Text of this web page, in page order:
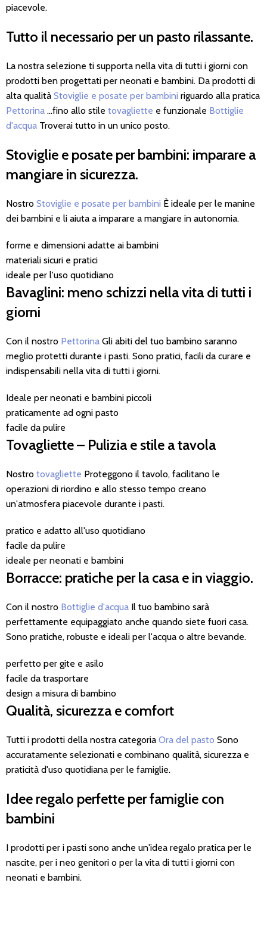
piacevole.
Tutto il necessario per un pasto rilassante.
La nostra selezione ti supporta nella vita di tutti i giorni con
prodotti ben progettati per neonati e bambini. Da prodotti di
alta qualità Stoviglie e posate per bambini riguardo alla pratica
Pettorina ...fino allo stile tovagliette e funzionale Bottiglie
d'acqua Troverai tutto in un unico posto.
Stoviglie e posate per bambini: imparare a
mangiare in sicurezza.
Nostro Stoviglie e posate per bambini È ideale per le manine
dei bambini e li aiuta a imparare a mangiare in autonomia.
forme e dimensioni adatte ai bambini
materiali sicuri e pratici
ideale per l'uso quotidiano
Bavaglini: meno schizzi nella vita di tutti i
giorni
Con il nostro Pettorina Gli abiti del tuo bambino saranno
meglio protetti durante i pasti. Sono pratici, facili da curare e
indispensabili nella vita di tutti i giorni.
Ideale per neonati e bambini piccoli
praticamente ad ogni pasto
facile da pulire
Tovagliette – Pulizia e stile a tavola
Nostro tovagliette Proteggono il tavolo, facilitano le
operazioni di riordino e allo stesso tempo creano
un'atmosfera piacevole durante i pasti.
pratico e adatto all'uso quotidiano
facile da pulire
ideale per neonati e bambini
Borracce: pratiche per la casa e in viaggio.
Con il nostro Bottiglie d'acqua Il tuo bambino sarà
perfettamente equipaggiato anche quando siete fuori casa.
Sono pratiche, robuste e ideali per l'acqua o altre bevande.
perfetto per gite e asilo
facile da trasportare
design a misura di bambino
Qualità, sicurezza e comfort
Tutti i prodotti della nostra categoria Ora del pasto Sono
accuratamente selezionati e combinano qualità, sicurezza e
praticità d'uso quotidiana per le famiglie.
Idee regalo perfette per famiglie con
bambini
I prodotti per i pasti sono anche un'idea regalo pratica per le
nascite, per i neo genitori o per la vita di tutti i giorni con
neonati e bambini.